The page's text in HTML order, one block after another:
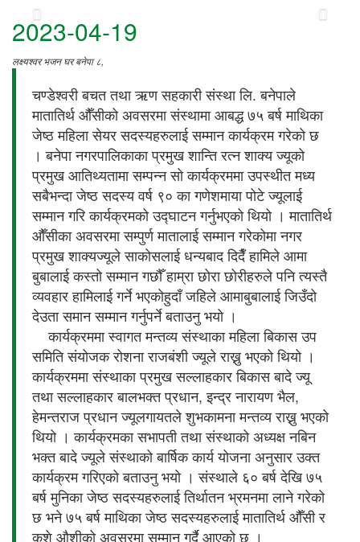
2023-04-19
लक्ष्यश्वर भजन घर बनेपा ८,
चण्डेश्वरी बचत तथा ऋण सहकारी संस्था लि. बनेपाले
मातातिर्थ औँसीको अवसरमा संस्थामा आबद्ध ७५ बर्ष माथिका
जेष्ठ महिला सेयर सदस्यहरुलाई सम्मान कार्यक्रम गरेको छ
। बनेपा नगरपालिकाका प्रमुख शान्ति रत्न शाक्य ज्यूको
प्रमुख आतिथ्यतामा सम्पन्न सो कार्यक्रममा उपस्थीत मध्य
सबैभन्दा जेष्ठ सदस्य वर्ष ९० का गणेशमाया पोटे ज्यूलाई
सम्मान गरि कार्यक्रमको उद्घाटन गर्नुभएको थियो । मातातिर्थ
औँसीका अवसरमा सम्पुर्ण मातालाई सम्मान गरेकोमा नगर
प्रमुख शाक्यज्यूले साकोसलाई धन्यबाद दिदैँ हामिले आमा
बुबालाई कस्तो सम्मान गछौँ हाम्रा छोरा छोरीहरुले पनि त्यस्तै
व्यवहार हामिलाई गर्ने भएकोहुदाँ जहिले आमाबुबालाई जिउँदो
देउता समान सम्मान गर्नुपर्ने बताउनु भयो ।
कार्यक्रममा स्वागत मन्तव्य संस्थाका महिला बिकास उप
समिति संयोजक रोशना राजबंशी ज्यूले राख्नु भएको थियो ।
कार्यक्रममा संस्थाका प्रमुख सल्लाहकार बिकास बादे ज्यू
तथा सल्लाहकार बालभक्त प्रधान, इन्द्र नारायण भैल,
हेमन्तराज प्रधान ज्यूलगायतले शुभकामना मन्तव्य राख्नु भएको
थियो । कार्यक्रमका सभापती तथा संस्थाको अध्यक्ष नबिन
भक्त बादे ज्यूले संस्थाको बार्षिक कार्य योजना अनुसार उक्त
कार्यक्रम गरिएको बताउनु भयो । संस्थाले ६० बर्ष देखि ७५
बर्ष मुनिका जेष्ठ सदस्यहरुलाई तिर्थातन भ्रमनमा लाने गरेको
छ भने ७५ बर्ष माथिका जेष्ठ सदस्यहरुलाई मातातिर्थ औँसी र
कुशे औशीको अवसरमा सम्मान गर्दै आएको छ ।